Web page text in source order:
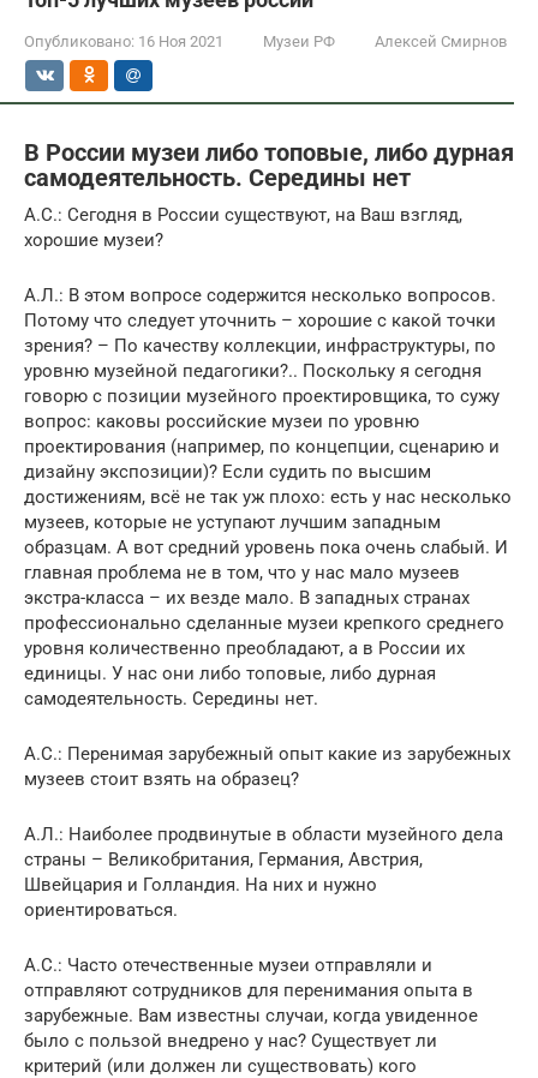
Опубликовано: 16 Ноя 2021 Музеи РФ Алексей Смирнов
В России музеи либо топовые, либо дурная
самодеятельность. Середины нет
А.С.: Сегодня в России существуют, на Ваш взгляд,
хорошие музеи?
А.Л.: В этом вопросе содержится несколько вопросов.
Потому что следует уточнить – хорошие с какой точки
зрения? – По качеству коллекции, инфраструктуры, по
уровню музейной педагогики?.. Поскольку я сегодня
говорю с позиции музейного проектировщика, то сужу
вопрос: каковы российские музеи по уровню
проектирования (например, по концепции, сценарию и
дизайну экспозиции)? Если судить по высшим
достижениям, всё не так уж плохо: есть у нас несколько
музеев, которые не уступают лучшим западным
образцам. А вот средний уровень пока очень слабый. И
главная проблема не в том, что у нас мало музеев
экстра-класса – их везде мало. В западных странах
профессионально сделанные музеи крепкого среднего
уровня количественно преобладают, а в России их
единицы. У нас они либо топовые, либо дурная
самодеятельность. Середины нет.
А.С.: Перенимая зарубежный опыт какие из зарубежных
музеев стоит взять на образец?
А.Л.: Наиболее продвинутые в области музейного дела
страны – Великобритания, Германия, Австрия,
Швейцария и Голландия. На них и нужно
ориентироваться.
А.С.: Часто отечественные музеи отправляли и
отправляют сотрудников для перенимания опыта в
зарубежные. Вам известны случаи, когда увиденное
было с пользой внедрено у нас? Существует ли
критерий (или должен ли существовать) кого